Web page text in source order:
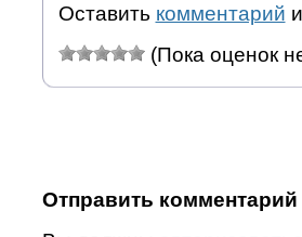
Оставить комментарий
(Пока оценок
Отправить комментарий